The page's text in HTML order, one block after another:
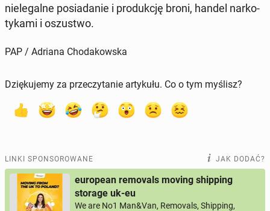
nie­le­gal­ne po­sia­da­nie i pro­duk­cję broni, handel nar­ko­
ty­ka­mi i oszu­stwo.
PAP / Adriana Chodakowska
Dziękujemy za przeczytanie artykułu. Co o tym myślisz?
LINKI SPONSOROWANE JAK DODAĆ?
european removals moving shipping
storage uk-eu
We are No1 Man&Van, Removals, Shipping,